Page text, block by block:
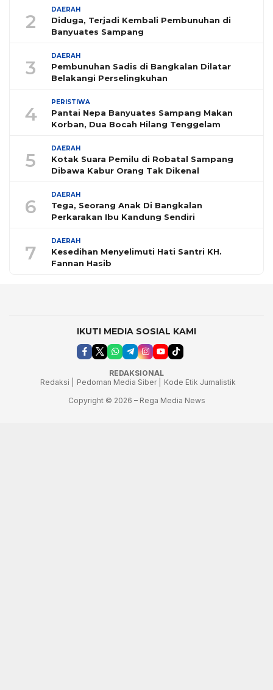
2
DAERAH
Diduga, Terjadi Kembali Pembunuhan di
Banyuates Sampang
3
DAERAH
Pembunuhan Sadis di Bangkalan Dilatar
Belakangi Perselingkuhan
4
PERISTIWA
Pantai Nepa Banyuates Sampang Makan
Korban, Dua Bocah Hilang Tenggelam
5
DAERAH
Kotak Suara Pemilu di Robatal Sampang
Dibawa Kabur Orang Tak Dikenal
6
DAERAH
Tega, Seorang Anak Di Bangkalan
Perkarakan Ibu Kandung Sendiri
7
DAERAH
Kesedihan Menyelimuti Hati Santri KH.
Fannan Hasib
IKUTI MEDIA SOSIAL KAMI
REDAKSIONAL
Redaksi |
Pedoman Media Siber |
Kode Etik Jurnalistik
Copyright © 2026 – Rega Media News